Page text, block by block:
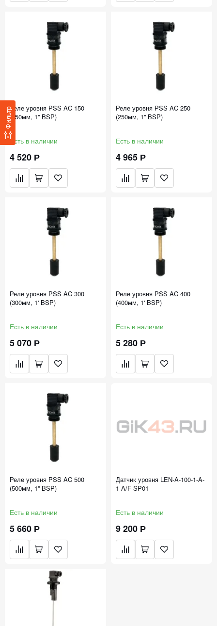
ФильтрРеле уровня PSS AC 150
(150мм, 1'' BSP)
Есть в наличии
4 520 Р
Реле уровня PSS AC 250
(250мм, 1'' BSP)
Есть в наличии
4 965 Р
Реле уровня PSS AC 300
(300мм, 1' BSP)
Есть в наличии
5 070 Р
Реле уровня PSS AC 400
(400мм, 1' BSP)
Есть в наличии
5 280 Р
Реле уровня PSS AC 500
(500мм, 1'' BSP)
Есть в наличии
5 660 Р
Датчик уровня LEN-A-100-1-A-
1-A/F-SP01
Есть в наличии
9 200 Р